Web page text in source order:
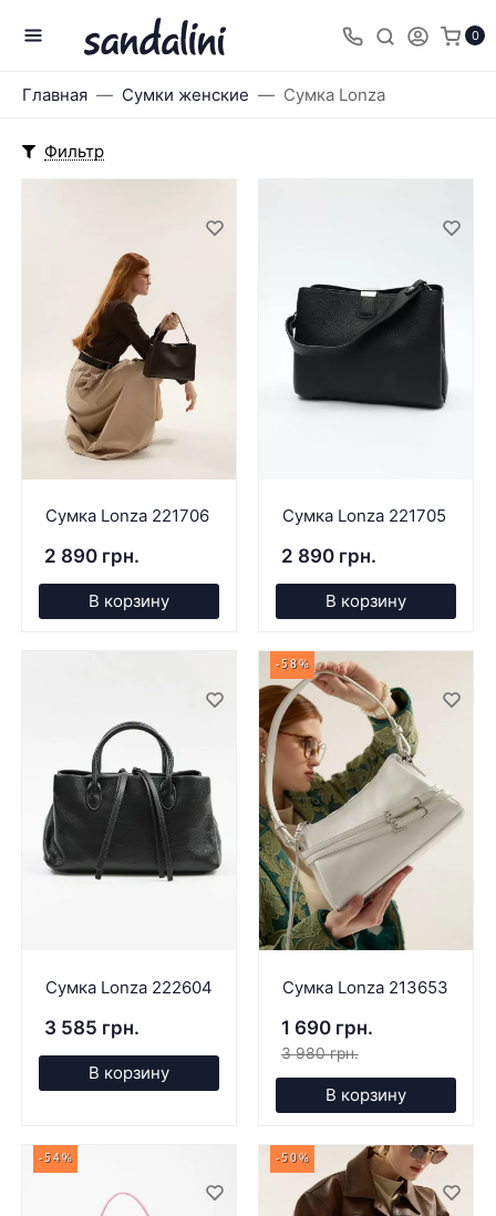
0
Главная Сумки женские Cумка Lonza
Фильтр
Сумка Lonza 221706
2 890 грн.
В корзину
Сумка Lonza 221705
2 890 грн.
В корзину
Сумка Lonza 222604
3 585 грн.
В корзину
-58%
Сумка Lonza 213653
1 690 грн.
3 980 грн.
В корзину
-54% -50%